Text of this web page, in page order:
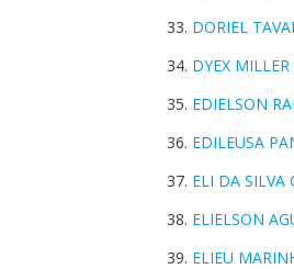
DORIEL
DYEX
EDIELSON
EDILEUSA
ELI DA SILVA
ELIELSON
ELIEU